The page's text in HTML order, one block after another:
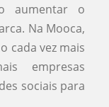
aumentar o
Na Mooca,
cada vez mais
empresas
sociais para